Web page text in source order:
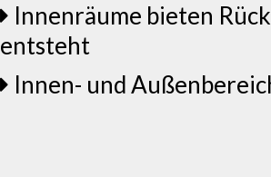
Innenräume bieten
entsteht
Innen- und